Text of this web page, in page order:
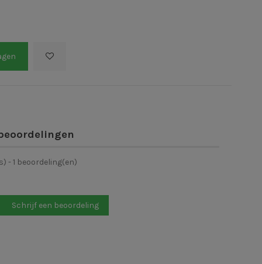
- 1 beoordeling(en)
Schrijf een beoordeling